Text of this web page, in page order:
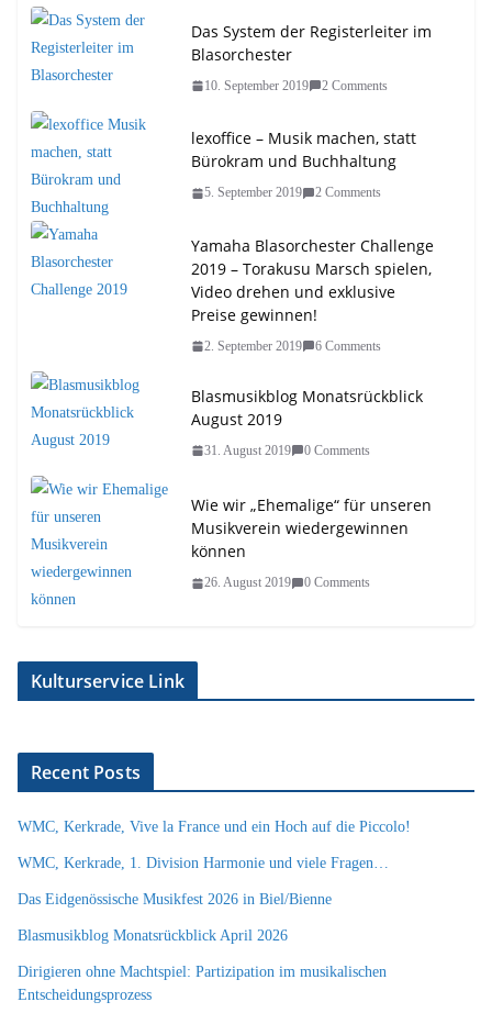
Das System der Registerleiter im
Blasorchester
10. September 2019 2 Comments
lexoffice – Musik machen, statt
Bürokram und Buchhaltung
5. September 2019 2 Comments
Yamaha Blasorchester Challenge
2019 – Torakusu Marsch spielen,
Video drehen und exklusive
Preise gewinnen!
2. September 2019 6 Comments
Blasmusikblog Monatsrückblick
August 2019
31. August 2019 0 Comments
Wie wir „Ehemalige“ für unseren
Musikverein wiedergewinnen
können
26. August 2019 0 Comments
Kulturservice Link
Recent Posts
WMC, Kerkrade, Vive la France und ein Hoch auf die Piccolo!
WMC, Kerkrade, 1. Division Harmonie und viele Fragen…
Das Eidgenössische Musikfest 2026 in Biel/Bienne
Blasmusikblog Monatsrückblick April 2026
Dirigieren ohne Machtspiel: Partizipation im musikalischen
Entscheidungsprozess